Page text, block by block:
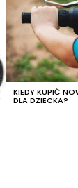
KIEDY KUPIĆ
DLA DZIECKA?